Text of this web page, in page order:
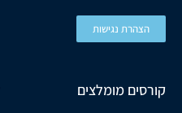
הצהרת נגישות
קורסים מומלצים